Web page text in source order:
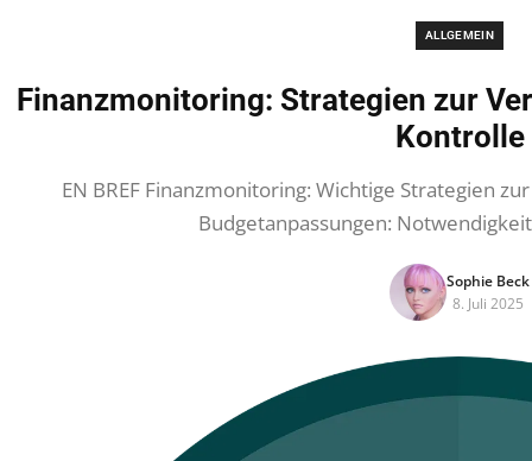
ALLGEMEIN
Finanzmonitoring: Strategien zur
Kontrolle
EN BREF Finanzmonitoring: Wichtige Strategien
Budgetanpassungen:
Sophie Beck
8. Juli 2025